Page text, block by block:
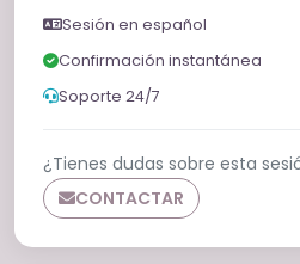
Sesión en español
Confirmación instantánea
Soporte 24/7
¿Tienes dudas sobre esta
CONTACTAR